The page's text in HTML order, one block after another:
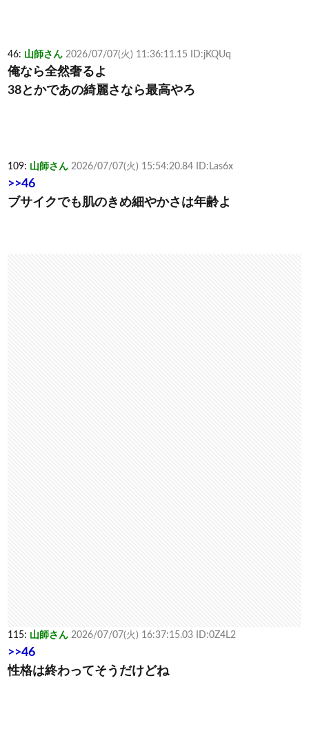
46: 山師さん 2026/07/07(火) 11:36:11.15 ID:jKQUq
俺なら全然奢るよ
38とかであの綺麗さなら最高やろ
109: 山師さん 2026/07/07(火) 15:54:20.84 ID:Las6x
>>46
ブサイクでも肌のきめ細やかさは年齢よ
115: 山師さん 2026/07/07(火) 16:37:15.03 ID:0Z4L2
>>46
性格は終わってそうだけどね